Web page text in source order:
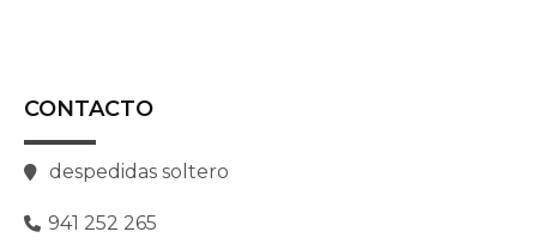
CONTACTO
despedidas soltero
941 252 265